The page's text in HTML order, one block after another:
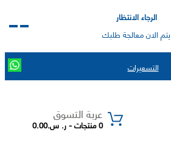
الرجاء الانتظار
يتم الان معالجة طلبك
التسعيرات
عربة التسوق
0 منتجات - ر. س.0.00